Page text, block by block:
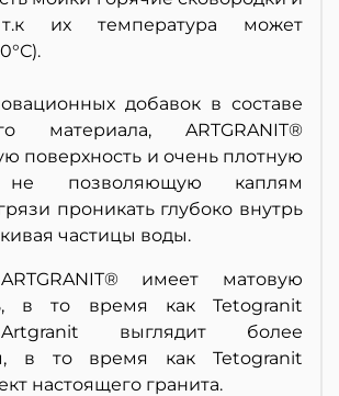
т.к их температура может
добавок в составе
материала, ARTGRANIT®
поверхность и очень плотную
не позволяющую каплям
проникать глубоко внутрь
частицы воды.
имеет матовую
в то время как Tetogranit
выглядит более
в то время как Tetogranit
настоящего гранита.